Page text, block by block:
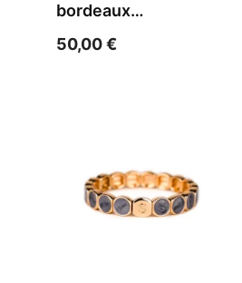
bordeaux
rectangulaire serti
balade acier jaune
50,00€